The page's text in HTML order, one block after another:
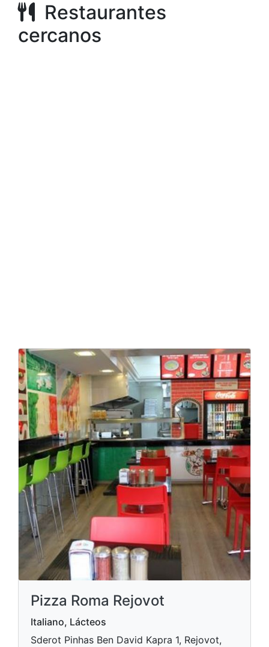
Restaurantes
cercanos
Pizza Roma Rejovot
Italiano, Lácteos
Sderot Pinhas Ben David Kapra 1, Rejovot,